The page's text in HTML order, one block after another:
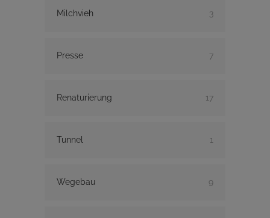
Milchvieh 3
Presse 7
Renaturierung 17
Tunnel 1
Wegebau 9